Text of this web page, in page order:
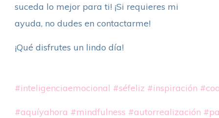
suceda lo mejor para ti! ¡Si requieres mi
ayuda, no dudes en contactarme!
¡Qué disfrutes un lindo día!
#inteligenciaemocional #séfeliz #inspiración
#aquíyahora #mindfulness #autorrealización